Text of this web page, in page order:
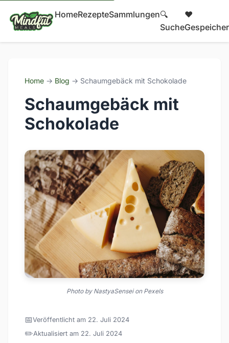
HomeRezepteSammlungen🔍
Suche
❤️
Home → Blog → Schaumgebäck mit Schokolade
Schaumgebäck mit
Schokolade
Photo by NastyaSensei on Pexels
📅Veröffentlicht am 22. Juli 2024
✏️Aktualisiert am 22. Juli 2024